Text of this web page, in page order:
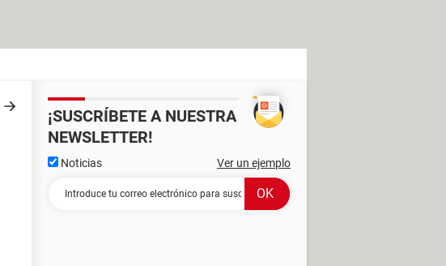
¡SUSCRÍBETE A NUESTRA
NEWSLETTER!
Noticias Ver un ejemplo